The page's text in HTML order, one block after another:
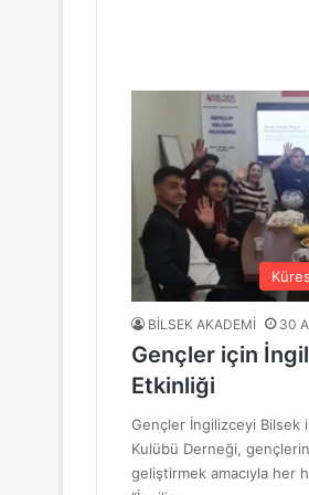
10 Haziran 2026
BİLSEK Türk
4 Haziran 2026
“Sevda ve
18 Mayıs 2026
GENÇ
6 Mayıs 2026
BİLSEK AKADEMİ 30
Gençler için
Etkinliği
Gençler İngilizceyi Bilsek
Kulübü Derneği,
geliştirmek amacıyla her